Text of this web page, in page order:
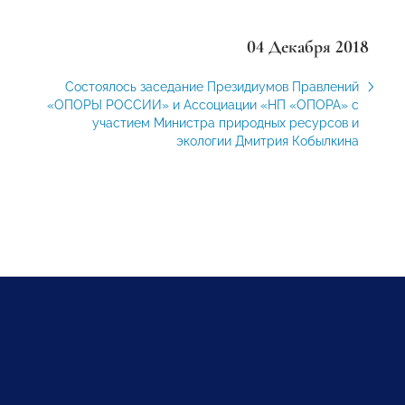
04 Декабря 2018
Состоялось заседание Президиумов Правлений
«ОПОРЫ РОССИИ» и Ассоциации «НП «ОПОРА» с
участием Министра природных ресурсов и
экологии Дмитрия Кобылкина